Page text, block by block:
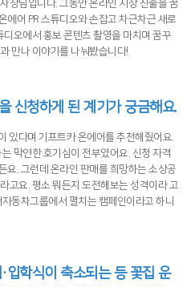
장님입니다. 그동안 온라인 시장 진출을 꿈
에어 PR 스튜디오와 손잡고 차근차근 새로
오에서 홍보 콘텐츠 촬영을 마치며 꿈꾸
만나 이야기를 나눠봤습니다!
신청하게 된 계기가 궁금해요.
있다며 기프트카 온에어를 추천해줬어요.
막연한 호기심이 전부였어요. 신청 자격
요. 그런데 온라인 판매를 희망하는 소상공
고요. 평소 뭐든지 도전해보는 성격이라 고
동차그룹에서 펼치는 캠페인이라고 하니
입학식이 축소되는 등 꽃집 운